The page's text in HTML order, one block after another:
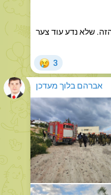
שלא נדע עוד צער
3
אברהם בלוך מעדכן